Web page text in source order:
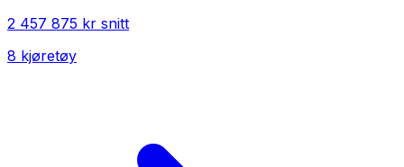
2 457 875 kr snitt
8 kjøretøy